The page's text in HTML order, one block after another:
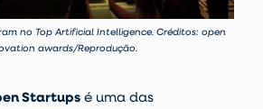
no Top Artificial Intelligence. Créditos: open
awards/Reprodução.
Startups é uma das